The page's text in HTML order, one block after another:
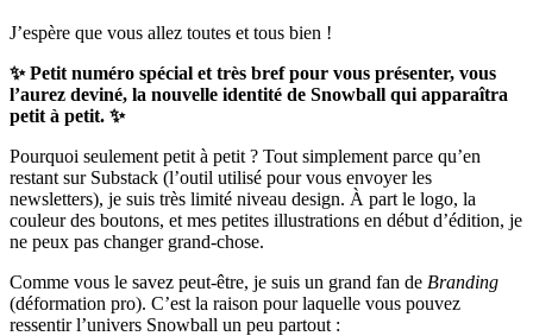
J’espère que vous allez toutes et tous bien !
✨ Petit numéro spécial et très bref pour vous présenter, vous
l’aurez deviné, la nouvelle identité de Snowball qui apparaîtra
petit à petit. ✨
Pourquoi seulement petit à petit ? Tout simplement parce qu’en
restant sur Substack (l’outil utilisé pour vous envoyer les
newsletters), je suis très limité niveau design. À part le logo, la
couleur des boutons, et mes petites illustrations en début d’édition, je
ne peux pas changer grand-chose.
Comme vous le savez peut-être, je suis un grand fan de Branding
(déformation pro). C’est la raison pour laquelle vous pouvez
ressentir l’univers Snowball un peu partout :